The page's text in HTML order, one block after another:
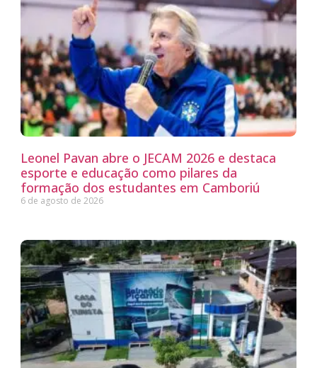
Leonel Pavan abre o JECAM 2026 e destaca
esporte e educação como pilares da
formação dos estudantes em Camboriú
6 de agosto de 2026